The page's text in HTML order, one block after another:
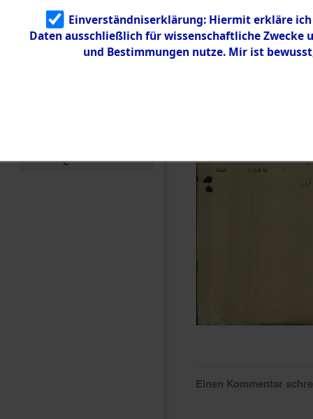
Identifizierun
g
5.3.3
Todesmärsch
e
Einen Kommentar
Einverständniserklärung: Hiermit erkläre
Daten ausschließlich für wissenschaftliche
und Bestimmungen nutze. Mir ist